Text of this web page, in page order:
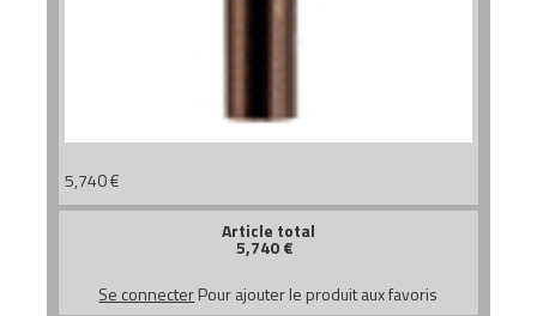
5,740€
Article total
5,740€
Se connecterPour ajouter le produit aux favoris